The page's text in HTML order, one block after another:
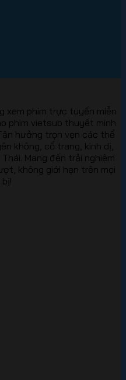
xem phim trực tuyến miễn
phim vietsub thuyết minh
hưởng trọn vẹn các thể
không, cổ trang, kinh dị,
Mang đến trải nghiệm
không giới hạn trên mọi